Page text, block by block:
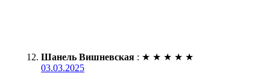
Шанель Вишневская : ★ ★ ★ ★ ★
03.03.2025